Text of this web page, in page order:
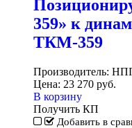
359» к
ТКМ-359
Производитель:
Цена: 23 270 руб.
В корзину
Получить КП
Добавить в